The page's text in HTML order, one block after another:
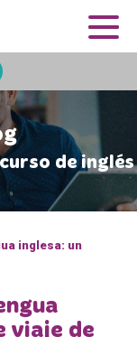
de inglés
inglesa: un
viaje de